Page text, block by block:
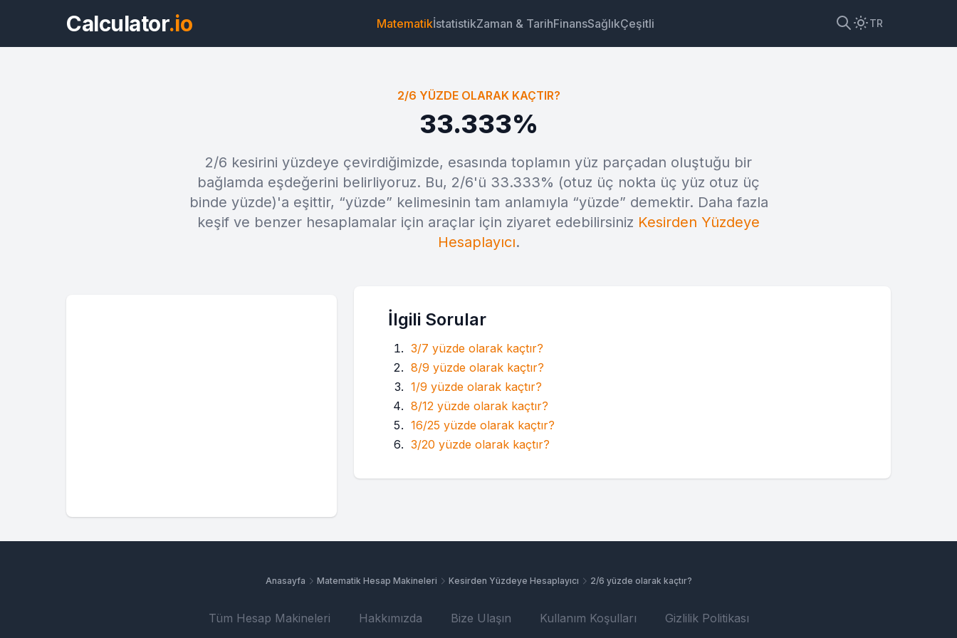
Calculator.io MatematikİstatistikZaman & TarihFinansSağlıkÇeşitli TR
Araç Bağlantı Metin HTML
Önizleme 2/6 yüzde olarak kaçtır? Araç
2/6 YÜZDE OLARAK KAÇTIR?
33.333%
2/6 kesirini yüzdeye çevirdiğimizde, esasında toplamın yüz parçadan oluştuğu bir
bağlamda eşdeğerini belirliyoruz. Bu, 2/6'ü 33.333% (otuz üç nokta üç yüz otuz üç
binde yüzde)'a eşittir, “yüzde” kelimesinin tam anlamıyla “yüzde” demektir. Daha fazla
keşif ve benzer hesaplamalar için araçlar için ziyaret edebilirsiniz Kesirden Yüzdeye
Hesaplayıcı.
İlgili Sorular
3/7 yüzde olarak kaçtır?
8/9 yüzde olarak kaçtır?
1/9 yüzde olarak kaçtır?
8/12 yüzde olarak kaçtır?
16/25 yüzde olarak kaçtır?
3/20 yüzde olarak kaçtır?
Anasayfa Matematik Hesap Makineleri Kesirden Yüzdeye Hesaplayıcı 2/6 yüzde olarak kaçtır?
Tüm Hesap Makineleri Hakkımızda Bize Ulaşın Kullanım Koşulları Gizlilik Politikası